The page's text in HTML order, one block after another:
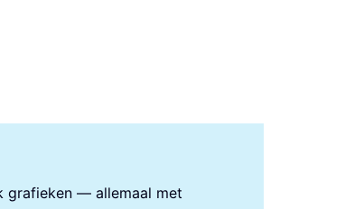
grafieken — allemaal met